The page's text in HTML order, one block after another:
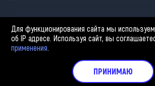
2002—2026 © ЗАО «Столичное телевидение». При
материалов активная гиперссылка на «belarus-
Политика обработки персональных данных
Для функционирования сайта мы
об IP адресе. Используя сайт, вы
применения.
ПРИНИМАЮ